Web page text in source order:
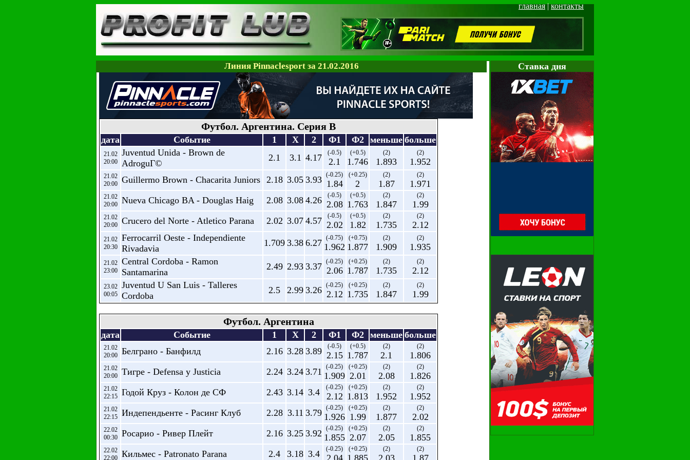
главная|контакты
Cтавка дня
Линия Pinnaclesport за 21.02.2016
Футбол. Аргентина. Серия В
дата Событие 1 X 2 Ф1 Ф2 меньше больше
21.02
20:00
Juventud Unida - Brown de
AdroguГ©
2.1 3.1 4.17 (-0.5)
2.1
(+0.5)
1.746
(2)
1.893
(2)
1.952
21.02
20:00
Guillermo Brown - Chacarita Juniors 2.18 3.05 3.93 (-0.25)
1.84
(+0.25)
2
(2)
1.87
(2)
1.971
21.02
20:00
Nueva Chicago BA - Douglas Haig 2.08 3.08 4.26 (-0.5)
2.08
(+0.5)
1.763
(2)
1.847
(2)
1.99
21.02
20:00
Crucero del Norte - Atletico Parana 2.02 3.07 4.57 (-0.5)
2.02
(+0.5)
1.82
(2)
1.735
(2)
2.12
21.02
20:30
Ferrocarril Oeste - Independiente
Rivadavia
1.709 3.38 6.27 (-0.75)
1.962
(+0.75)
1.877
(2)
1.909
(2)
1.935
21.02
23:00
Central Cordoba - Ramon
Santamarina
2.49 2.93 3.37 (-0.25)
2.06
(+0.25)
1.787
(2)
1.735
(2)
2.12
23.02
00:05
Juventud U San Luis - Talleres
Cordoba
2.5 2.99 3.26 (-0.25)
2.12
(+0.25)
1.735
(2)
1.847
(2)
1.99
Футбол. Аргентина
дата Событие 1 X 2 Ф1 Ф2 меньше больше
21.02
20:00
Белграно - Банфилд 2.16 3.28 3.89 (-0.5)
2.15
(+0.5)
1.787
(2)
2.1
(2)
1.806
21.02
20:00
Тигре - Defensa y Justicia 2.24 3.24 3.71 (-0.25)
1.909
(+0.25)
2.01
(2)
2.08
(2)
1.826
21.02
22:15
Годой Круз - Колон де СФ 2.43 3.14 3.4 (-0.25)
2.12
(+0.25)
1.813
(2)
1.952
(2)
1.952
21.02
22:15
Индепендьенте - Расинг Клуб 2.28 3.11 3.79 (-0.25)
1.926
(+0.25)
1.99
(2)
1.877
(2)
2.02
22.02
00:30
Росарио - Ривер Плейт 2.16 3.25 3.92 (-0.25)
1.855
(+0.25)
2.07
(2)
2.05
(2)
1.855
22.02
22:00
Кильмес - Patronato Parana 2.4 3.18 3.4 (-0.25)
2.04
(+0.25)
1.885
(2)
2.03
(2)
1.87